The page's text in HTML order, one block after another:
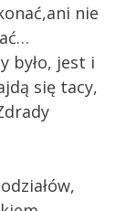
nie
było, jest i
się tacy,